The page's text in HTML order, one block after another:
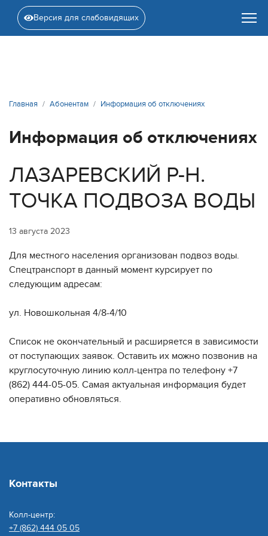
Версия для слабовидящих
Главная Абонентам Информация об отключениях
Информация об отключениях
ЛАЗАРЕВСКИЙ Р-Н.
ТОЧКА ПОДВОЗА ВОДЫ
13 августа 2023
Для местного населения организован подвоз воды.
Спецтранспорт в данный момент курсирует по
следующим адресам:
ул. Новошкольная 4/8-4/10
Список не окончательный и расширяется в зависимости
от поступающих заявок. Оставить их можно позвонив на
круглосуточную линию колл-центра по телефону +7
(862) 444-05-05. Самая актуальная информация будет
оперативно обновляться.
Контакты
Колл-центр:
+7 (862) 444 05 05